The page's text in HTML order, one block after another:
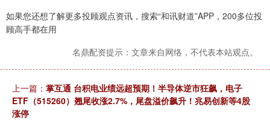
如果您还想了解更多投顾观点资讯，搜索“和讯财道”APP，200多位投
顾高手都在用
名鼎配资提示：文章来自网络，不代表本站观点。
上一篇： 掌互通 台积电业绩远超预期！半导体逆市狂飙，电子
ETF（515260）翘尾收涨2.7%，尾盘溢价飙升！兆易创新等4股
涨停